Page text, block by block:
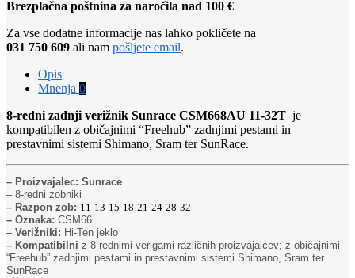
Brezplačna poštnina za naročila nad 100 €
Za vse dodatne informacije nas lahko pokličete na
031 750 609 ali nam pošljete email.
Opis
Mnenja 0
8-redni zadnji verižnik Sunrace CSM668AU 11-32T je
kompatibilen z običajnimi “Freehub” zadnjimi pestami in
prestavnimi sistemi Shimano, Sram ter SunRace.
– Proizvajalec: Sunrace
– 8-redni zobniki
– Razpon zob: 11-13-15-18-21-24-28-32
– Oznaka: CSM66
– Verižniki: Hi-Ten jeklo
– Kompatibilni z 8-rednimi verigami različnih proizvajalcev; z običajnimi
“Freehub” zadnjimi pestami in prestavnimi sistemi Shimano, Sram ter
SunRace